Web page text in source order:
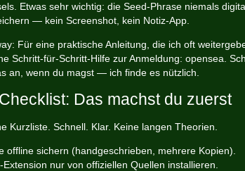
Etwas sehr wichtig: die Seed-Phrase niemals
— kein Screenshot, kein Notiz-App.
Für eine praktische Anleitung, die ich oft
Schritt-für-Schritt-Hilfe zur Anmeldung: opensea.
an, wenn du magst — ich finde es nützlich.
Das machst du zuerst
Kurzliste. Schnell. Klar. Keine langen Theorien.
offline sichern (handgeschrieben, mehrere Kopien).
Extension nur von offiziellen Quellen installieren.